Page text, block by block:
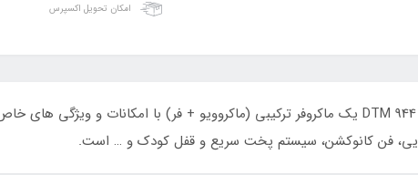
امکان تحویل اکسپرس
فن کانوکشن، سیستم پخت سریع و قفل کودک و … است.